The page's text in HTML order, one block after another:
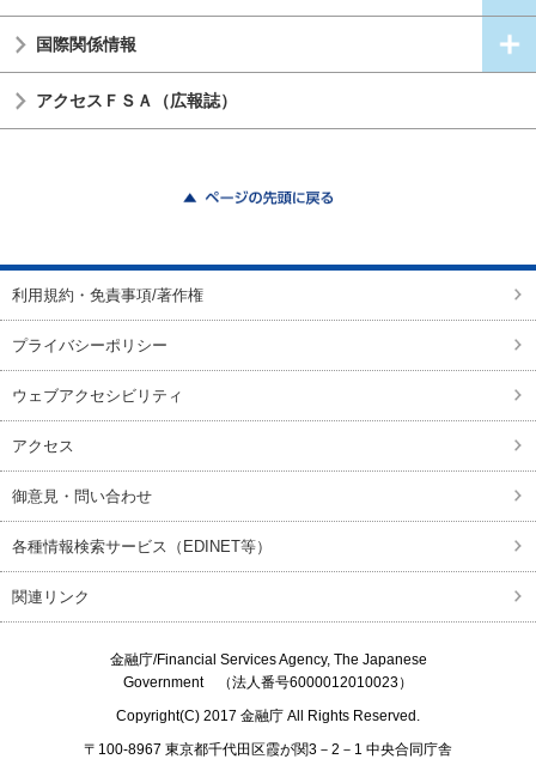
国際関係情報
アクセスＦＳＡ（広報誌）
利用規約・免責事項/著作権
プライバシーポリシー
ウェブアクセシビリティ
アクセス
御意見・問い合わせ
各種情報検索サービス（EDINET等）
関連リンク
金融庁/Financial Services Agency, The Japanese
Government（法人番号6000012010023）
Copyright(C) 2017 金融庁 All Rights Reserved.
〒100-8967 東京都千代田区霞が関3－2－1 中央合同庁舎